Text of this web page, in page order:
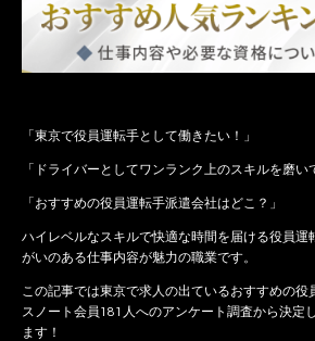
「東京で役員運転手として働きたい！」
「ドライバーとしてワンランク上のスキルを磨い
「おすすめの役員運転手派遣会社はどこ？」
ハイレベルなスキルで快適な時間を届ける役員運
がいのある仕事内容が魅力の職業です。
この記事では東京で求人の出ているおすすめの役
スノート会員181人へのアンケート調査から決定
ます！